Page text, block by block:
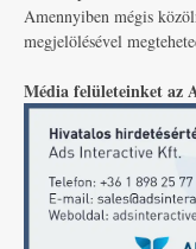
Amennyiben mégis
megjelölésével
Média felületeinket az